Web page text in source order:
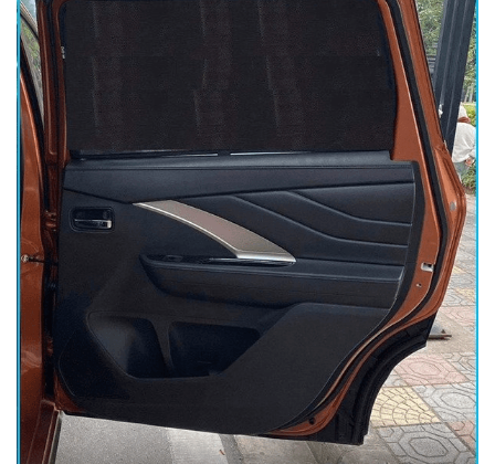
Rèm che nắng nam châm ô tô mua ở đâu? Giá bao nhiêu?
Như đã nói ở trên, rèm che nắng nam châm ô tô là một loại